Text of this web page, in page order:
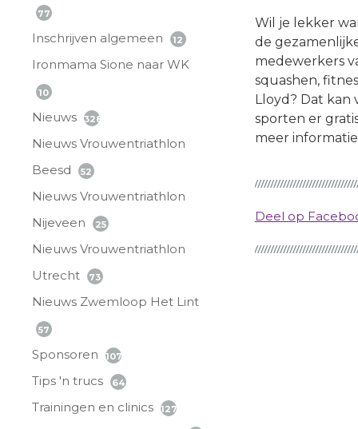
77
Inschrijven algemeen 12
Ironmama Sione naar WK
10
Nieuws 328
Nieuws Vrouwentriathlon
Beesd
52
Nieuws Vrouwentriathlon
Nijeveen
25
Nieuws Vrouwentriathlon
Utrecht
73
Nieuws Zwemloop Het Lint
57
Sponsoren 107
Tips 'n trucs 64
Trainingen en clinics 127
Wil je lekker
de
medewerkers
squashen,
Lloyd? Dat kan
sporten er
meer
Deel op